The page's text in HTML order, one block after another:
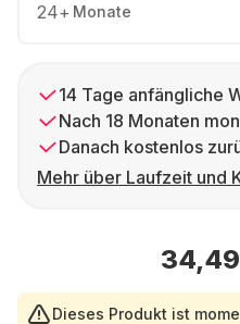
24+ Monate
14 Tage anfängliche
Nach 18 Monaten
Danach kostenlos
Mehr über Laufzeit und
Dieses Produkt ist